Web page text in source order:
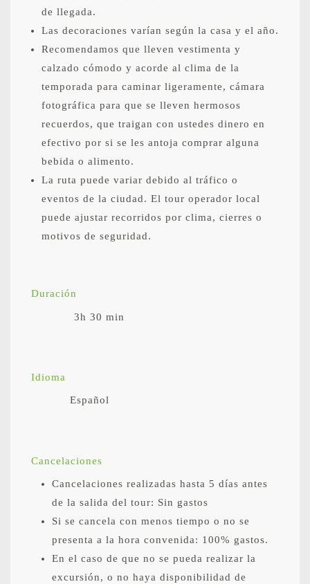
de llegada.
Las decoraciones varían según la casa y el año.
Recomendamos que lleven vestimenta y
calzado cómodo y acorde al clima de la
temporada para caminar ligeramente, cámara
fotográfica para que se lleven hermosos
recuerdos, que traigan con ustedes dinero en
efectivo por si se les antoja comprar alguna
bebida o alimento.
La ruta puede variar debido al tráfico o
eventos de la ciudad. El tour operador local
puede ajustar recorridos por clima, cierres o
motivos de seguridad.
Duración
3h 30 min
Idioma
Español
Cancelaciones
Cancelaciones realizadas hasta 5 días antes
de la salida del tour: Sin gastos
Si se cancela con menos tiempo o no se
presenta a la hora convenida: 100% gastos.
En el caso de que no se pueda realizar la
excursión, o no haya disponibilidad de